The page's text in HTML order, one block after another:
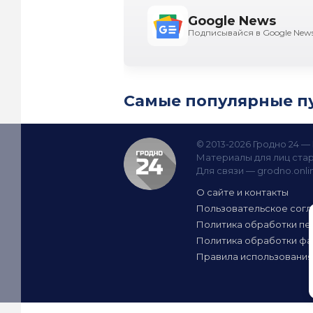
Google News
Подписывайся в Google
Самые популярные
© 2013-2026 Гродно 24
Материалы для лиц
Для связи —
О сайте и контакты
Пользовательское
Политика обработки
Политика обработки
Правила